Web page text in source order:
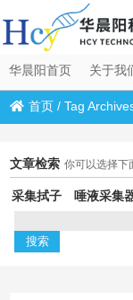
华晨阳首页 关于我
首页 /Tag
文章检索 你可以选择下
采集拭子 唾液采集